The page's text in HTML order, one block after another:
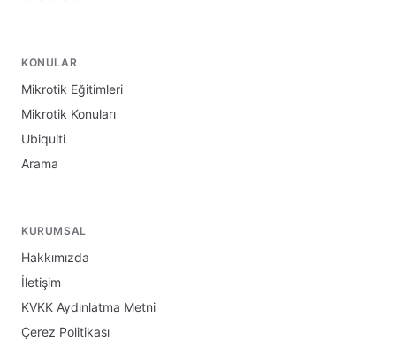
KONULAR
Mikrotik Eğitimleri
Mikrotik Konuları
Ubiquiti
Arama
KURUMSAL
Hakkımızda
İletişim
KVKK Aydınlatma Metni
Çerez Politikası